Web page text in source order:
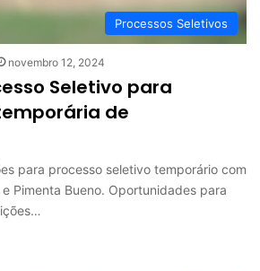
Processos Seletivos
novembro 12, 2024
Seletivo para
de
para processo seletivo temporário com
Pimenta Bueno. Oportunidades para